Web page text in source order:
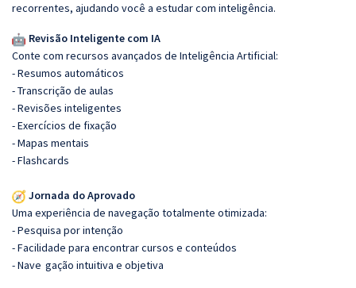
recorrentes, ajudando você a estudar com inteligência.
Revisão Inteligente com IA
Conte com recursos avançados de Inteligência Artificial:
- Resumos automáticos
- Transcrição de aulas
- Revisões inteligentes
- Exercícios de fixação
- Mapas mentais
- Flashcards
Jornada do Aprovado
Uma experiência de navegação totalmente otimizada:
- Pesquisa por intenção
- Facilidade para encontrar cursos e conteúdos
- Nave gação intuitiva e objetiva